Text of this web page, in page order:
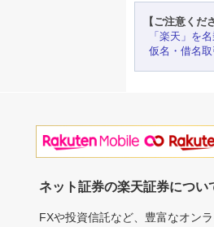
【ご注意くだ
「楽天」を
仮名・借名
ネット証券の楽天証券につい
FXや投資信託など、豊富なオン